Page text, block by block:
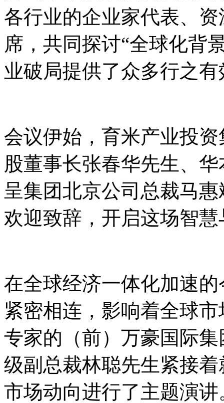
各行业的企业家代表、
席，共同探讨“全球化背
业破局提供了众多行之
会议伊始，育米产业投
股董事长张春华先生、
呈集团北京公司总裁马
欢迎致辞，开启这场智
在全球经济一体化加速
紧密相连，影响着全球
专家的（前）万豪国际
级副总裁林聪先生紧接
市场动向进行了主题演